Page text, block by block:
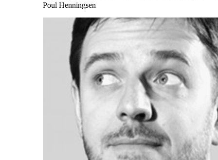
Poul Henningsen